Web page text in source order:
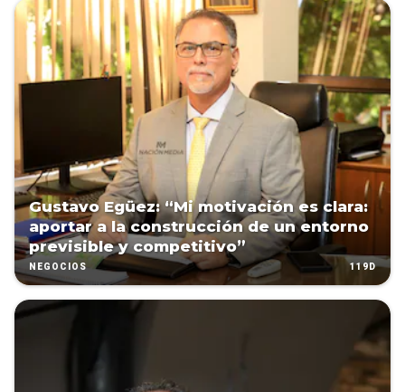
Gustavo Egüez: “Mi motivación es clara:
aportar a la construcción de un entorno
previsible y competitivo”
NEGOCIOS 119D